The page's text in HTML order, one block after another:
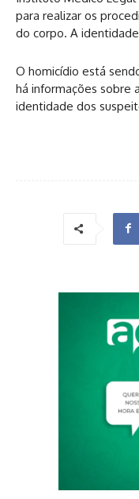
para realizar os
do corpo. A
O homicídio está
há informações sobre
identidade dos